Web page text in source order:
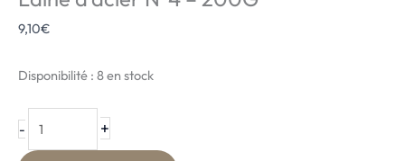
9,10€
Disponibilité : 8 en stock
- +